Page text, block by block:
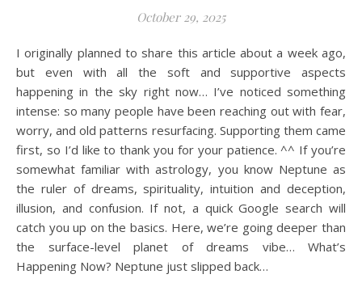
October 29, 2025
I originally planned to share this article about a week ago,
but even with all the soft and supportive aspects
happening in the sky right now… I’ve noticed something
intense: so many people have been reaching out with fear,
worry, and old patterns resurfacing. Supporting them came
first, so I’d like to thank you for your patience. ^^ If you’re
somewhat familiar with astrology, you know Neptune as
the ruler of dreams, spirituality, intuition and deception,
illusion, and confusion. If not, a quick Google search will
catch you up on the basics. Here, we’re going deeper than
the surface-level planet of dreams vibe… What’s
Happening Now? Neptune just slipped back…